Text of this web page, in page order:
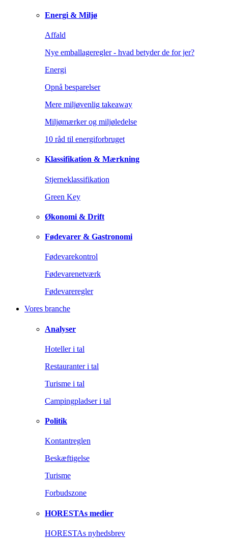
Energi & Miljø
Affald
Nye emballageregler - hvad betyder de for jer?
Energi
Opnå besparelser
Mere miljøvenlig takeaway
Miljømærker og miljøledelse
10 råd til energiforbruget
Klassifikation & Mærkning
Stjerneklassifikation
Green Key
Økonomi & Drift
Fødevarer & Gastronomi
Fødevarekontrol
Fødevarenetværk
Fødevareregler
Vores branche
Analyser
Hoteller i tal
Restauranter i tal
Turisme i tal
Campingpladser i tal
Politik
Kontantreglen
Beskæftigelse
Turisme
Forbudszone
HORESTAs medier
HORESTAs nyhedsbrev